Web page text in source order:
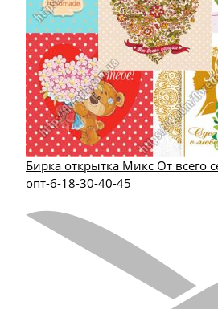
Бирка открытка Микс От всего
опт-6-18-30-40-45